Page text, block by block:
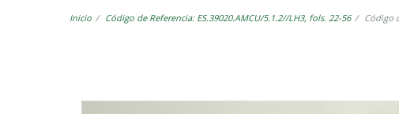
Inicio Código de Referencia: ES.39020.AMCU/5.1.2//LH3, fols. 22-56 Código